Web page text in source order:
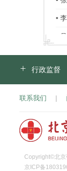
行政监督
联系我们 |
Copyright©北京
京ICP备